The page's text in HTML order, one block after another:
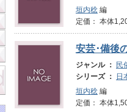
垣内稔 編
定価： 本体
安芸･備後
ジャンル ：
民
シリーズ ：
日
垣内稔 編
定価： 本体